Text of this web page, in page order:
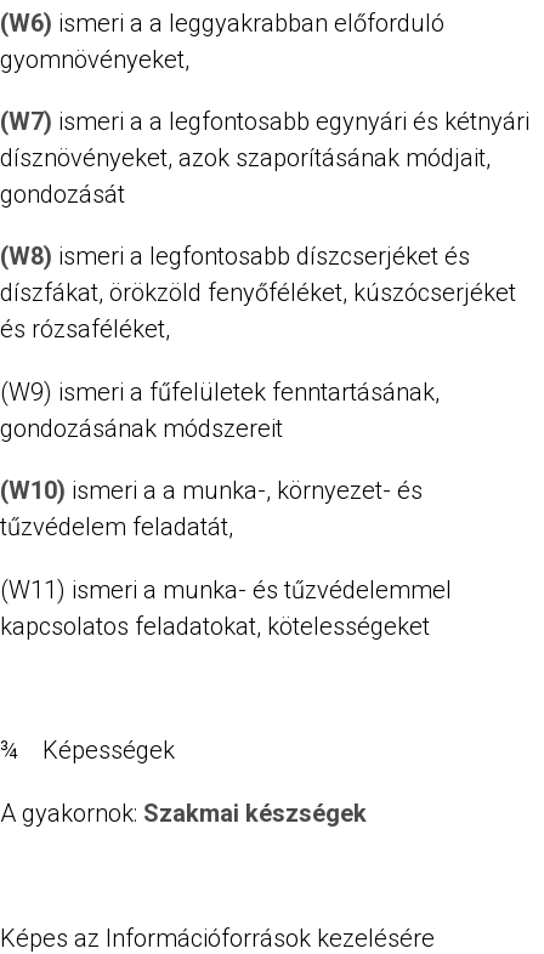
(W6) ismeri a a leggyakrabban előforduló
gyomnövényeket,
(W7) ismeri a a legfontosabb egynyári és kétnyári
dísznövényeket, azok szaporításának módjait,
gondozását
(W8) ismeri a legfontosabb díszcserjéket és
díszfákat, örökzöld fenyőféléket, kúszócserjéket
és rózsaféléket,
(W9) ismeri a fűfelületek fenntartásának,
gondozásának módszereit
(W10) ismeri a a munka-, környezet- és
tűzvédelem feladatát,
(W11) ismeri a munka- és tűzvédelemmel
kapcsolatos feladatokat, kötelességeket
¾ Képességek
A gyakornok: Szakmai készségek
Képes az Információforrások kezelésére